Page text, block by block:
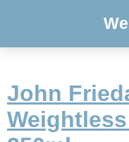
John